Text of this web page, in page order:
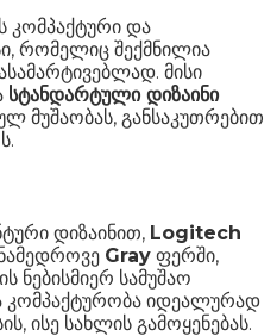
კომპაქტური და
რომელიც შექმნილია
მისი
სტანდარტული დიზაინი
განსაკუთრებით
დიზაინით, Logitech
Gray ფერში,
სამუშაო
კომპაქტურობა იდეალურად
ისე სახლის გამოყენებას.